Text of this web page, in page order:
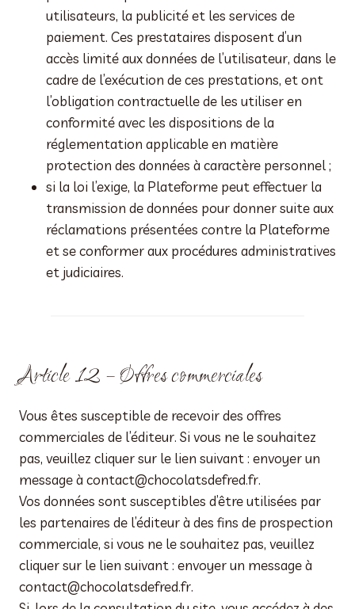
utilisateurs, la publicité et les services de
paiement. Ces prestataires disposent d’un
accès limité aux données de l’utilisateur, dans le
cadre de l’exécution de ces prestations, et ont
l’obligation contractuelle de les utiliser en
conformité avec les dispositions de la
réglementation applicable en matière
protection des données à caractère personnel ;
si la loi l’exige, la Plateforme peut effectuer la
transmission de données pour donner suite aux
réclamations présentées contre la Plateforme
et se conformer aux procédures administratives
et judiciaires.
Article 12 – Offres commerciales
Vous êtes susceptible de recevoir des offres
commerciales de l’éditeur. Si vous ne le souhaitez
pas, veuillez cliquer sur le lien suivant : envoyer un
message à contact@chocolatsdefred.fr.
Vos données sont susceptibles d’être utilisées par
les partenaires de l’éditeur à des fins de prospection
commerciale, si vous ne le souhaitez pas, veuillez
cliquer sur le lien suivant : envoyer un message à
contact@chocolatsdefred.fr.